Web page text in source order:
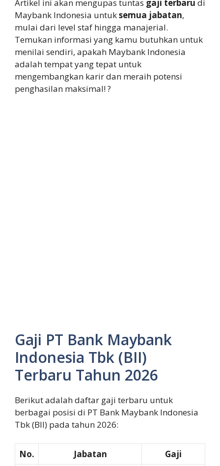
Artikel ini akan mengupas tuntas gaji terbaru di
Maybank Indonesia untuksemua jabatan,
mulai dari level staf hingga manajerial.
Temukan informasi yang kamu butuhkan untuk
menilai sendiri, apakah Maybank Indonesia
adalah tempat yang tepat untuk
mengembangkan karir dan meraih potensi
penghasilan maksimal! ?
Gaji PT Bank Maybank
Indonesia Tbk (BII)
Terbaru Tahun 2026
Berikut adalah daftar gaji terbaru untuk
berbagai posisi di PT Bank Maybank Indonesia
Tbk (BII) pada tahun 2026:
No. Jabatan Gaji